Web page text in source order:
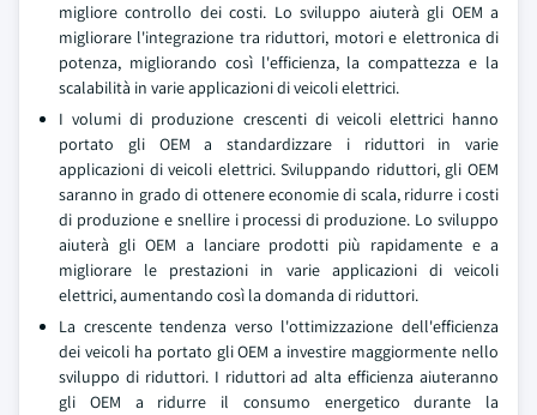
migliore controllo dei costi. Lo sviluppo aiuterà gli OEM a
migliorare l'integrazione tra riduttori, motori e elettronica di
potenza, migliorando così l'efficienza, la compattezza e la
scalabilità in varie applicazioni di veicoli elettrici.
I volumi di produzione crescenti di veicoli elettrici hanno
portato gli OEM a standardizzare i riduttori in varie
applicazioni di veicoli elettrici. Sviluppando riduttori, gli OEM
saranno in grado di ottenere economie di scala, ridurre i costi
di produzione e snellire i processi di produzione. Lo sviluppo
aiuterà gli OEM a lanciare prodotti più rapidamente e a
migliorare le prestazioni in varie applicazioni di veicoli
elettrici, aumentando così la domanda di riduttori.
La crescente tendenza verso l'ottimizzazione dell'efficienza
dei veicoli ha portato gli OEM a investire maggiormente nello
sviluppo di riduttori. I riduttori ad alta efficienza aiuteranno
gli OEM a ridurre il consumo energetico durante la